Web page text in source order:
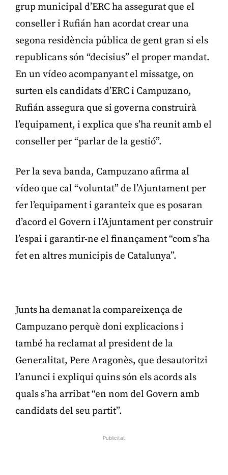
grup municipal d’ERC ha assegurat que el
conseller i Rufián han acordat crear una
segona residència pública de gent gran si els
republicans són “decisius” el proper mandat.
En un vídeo acompanyant el missatge, on
surten els candidats d’ERC i Campuzano,
Rufián assegura que si governa construirà
l’equipament, i explica que s’ha reunit amb el
conseller per “parlar de la gestió”.
Per la seva banda, Campuzano afirma al
vídeo que cal “voluntat” de l’Ajuntament per
fer l’equipament i garanteix que es posaran
d’acord el Govern i l’Ajuntament per construir
l’espai i garantir-ne el finançament “com s’ha
fet en altres municipis de Catalunya”.
Junts ha demanat la compareixença de
Campuzano perquè doni explicacions i
també ha reclamat al president de la
Generalitat, Pere Aragonès, que desautoritzi
l’anunci i expliqui quins són els acords als
quals s’ha arribat “en nom del Govern amb
candidats del seu partit”.
Publicitat